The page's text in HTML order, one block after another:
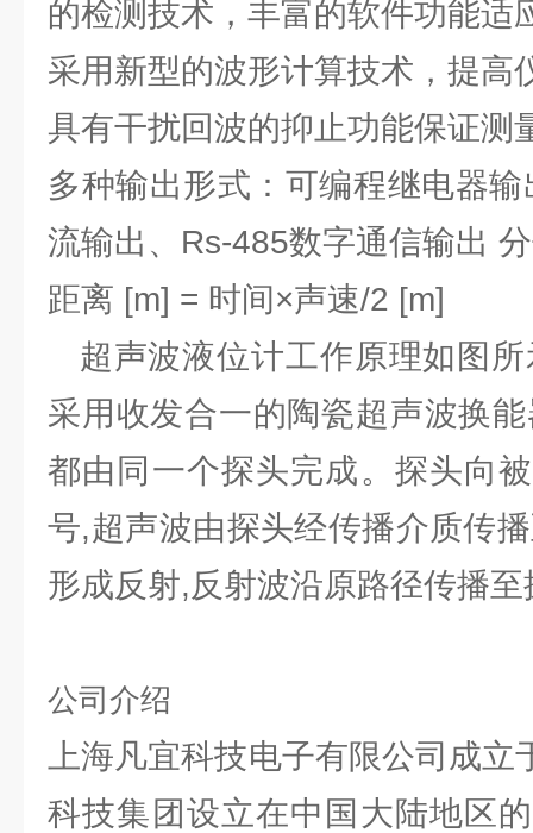
的检测技术，丰富的软件功能适
采用新型的波形计算技术，提高
具有干扰回波的抑止功能保证测
多种输出形式：可编程继电器
流输出、Rs-485数字通信输出
距离 [m] = 时间×声速/2 [m]
超声波液位计工作原理如图
采用收发合一的陶瓷超声波换
都由同一个探头完成。探头向
号,超声波由探头经传播介质传
形成反射,反射波沿原路径传播
公司介绍
上海凡宜科技电子有限公司成
科技集团设立在中国大陆地区